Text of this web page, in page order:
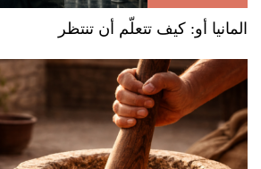
المانيا أو: كيف تتعلّم أن تنتظر